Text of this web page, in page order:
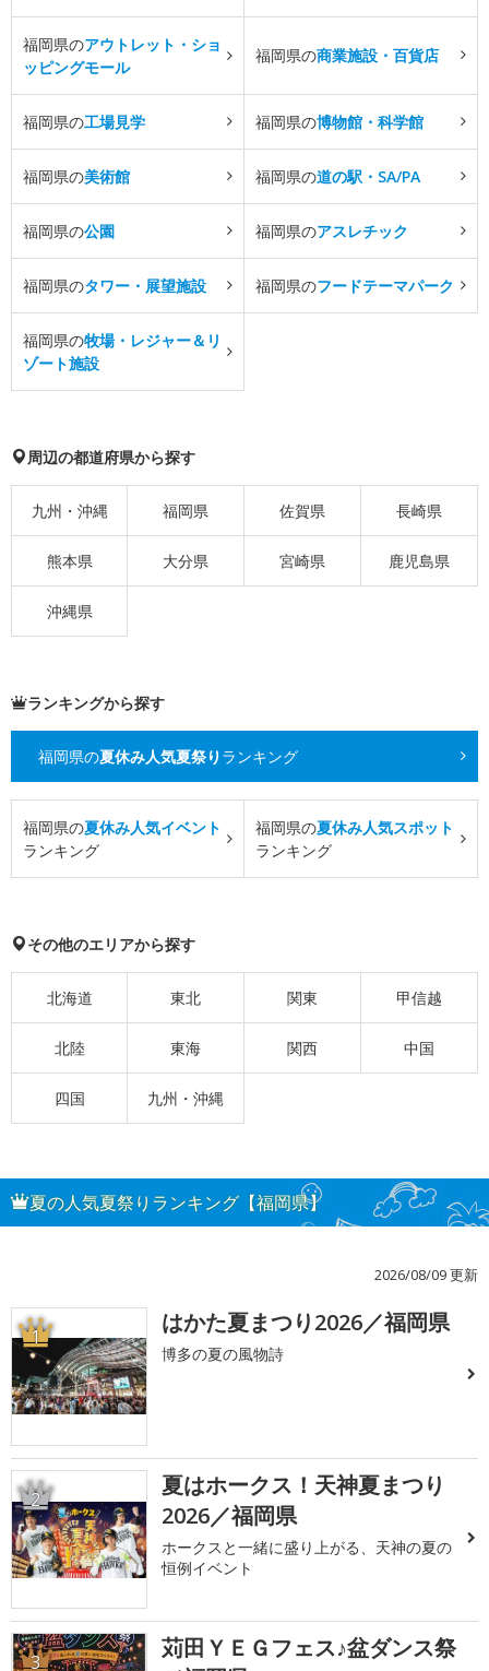
福岡県のアウトレット・ショ
ッピングモール
福岡県の商業施設・百貨店
福岡県の工場見学 福岡県の博物館・科学館
福岡県の美術館 福岡県の道の駅・SA/PA
福岡県の公園 福岡県のアスレチック
福岡県のタワー・展望施設 福岡県のフードテーマパーク
福岡県の牧場・レジャー＆リ
ゾート施設
周辺の都道府県から探す
九州・沖縄 福岡県 佐賀県 長崎県
熊本県 大分県 宮崎県 鹿児島県
沖縄県
ランキングから探す
福岡県の夏休み人気夏祭り ランキング
福岡県の夏休み人気イベント
ランキング
福岡県の夏休み人気スポット
ランキング
その他のエリアから探す
北海道 東北 関東 甲信越
北陸 東海 関西 中国
四国 九州・沖縄
夏の人気夏祭りランキング【福岡県】
2026/08/09 更新
1 はかた夏まつり2026／福岡県
博多の夏の風物詩
2
夏はホークス！天神夏まつり
2026／福岡県
ホークスと一緒に盛り上がる、天神の夏の
恒例イベント
3
苅田ＹＥＧフェス♪盆ダンス祭